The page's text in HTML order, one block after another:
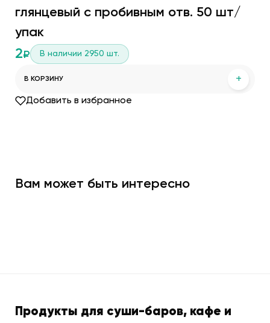
глянцевый с пробивным отв. 50 шт/
упак
2₽ В наличии 2950 шт.
В КОРЗИНУ +
Добавить в избранное
Вам может быть интересно
Продукты для суши-баров, кафе и